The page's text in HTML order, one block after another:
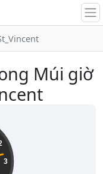
Múi giờ
3